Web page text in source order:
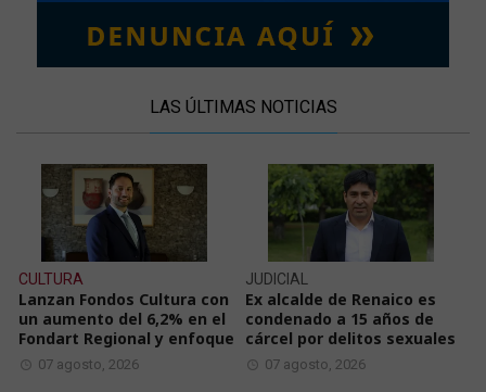
LAS ÚLTIMAS NOTICIAS
CULTURA
Lanzan Fondos Cultura con
un aumento del 6,2% en el
Fondart Regional y enfoque
07 agosto, 2026
JUDICIAL
Ex alcalde de Renaico es
condenado a 15 años de
cárcel por delitos sexuales
07 agosto, 2026